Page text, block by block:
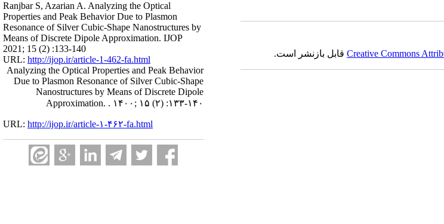
Ranjbar S, Azarian A. Analyzing the Optical
Properties and Peak Behavior Due to Plasmon
Resonance of Silver Cubic-Shape Nanostructures by
Means of Discrete Dipole Approximation. IJOP
2021; 15 (2) :133-140
URL: http://ijop.ir/article-1-462-fa.html
Analyzing the Optical Properties and Peak Behavior
Due to Plasmon Resonance of Silver Cubic-Shape
Nanostructures by Means of Discrete Dipole
Approximation. . ۱۴۰۰; ۱۵ (۲) :۱۳۳-۱۴۰
URL: http://ijop.ir/article-۱-۴۶۲-fa.html
Creative Commonsقابل بازنشر است.